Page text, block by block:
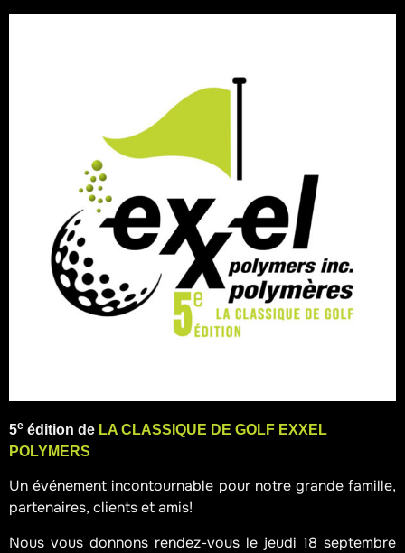
5e édition de LA CLASSIQUE DE GOLF EXXEL
POLYMERS
Un événement incontournable pour notre grande famille,
partenaires, clients et amis!
Nous vous donnons rendez-vous le jeudi 18 septembre